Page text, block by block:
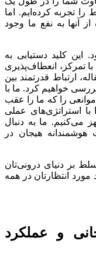
را تجربه کرده‌ایم. اما
آنها به نفع ما وجود
این کلید دستیابی به
تمرکز، انعطاف‌پذیری
ارتباط قدرتمند بین
خواهیم کرد. ما با
را که ما را عقب
استراتژی‌های عملی
می‌کنیم. ما به دنبال
هوشمندانه هیجان در
بر دنیای درونی‌تان
انتظارتان در همه
و عملکرد